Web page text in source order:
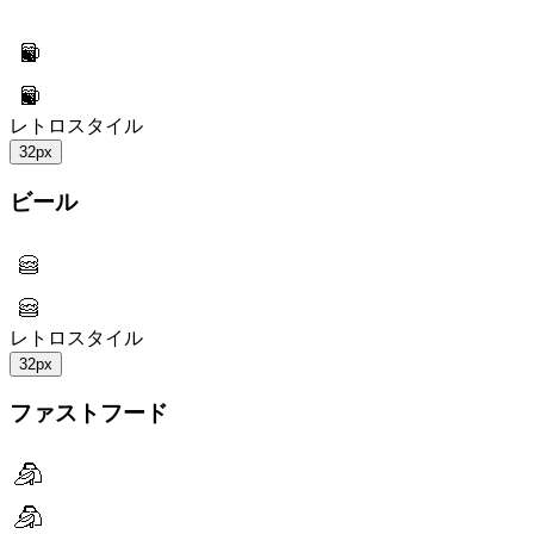
レトロスタイル
32px
ビール
レトロスタイル
32px
ファストフード